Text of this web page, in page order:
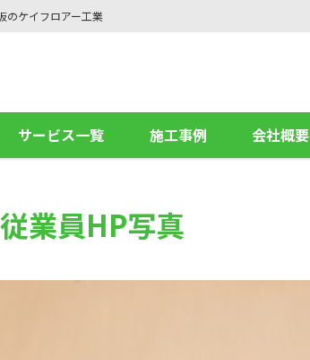
のケイフロアー工業
サービス一覧 施工事例 会社概要
従業員HP写真